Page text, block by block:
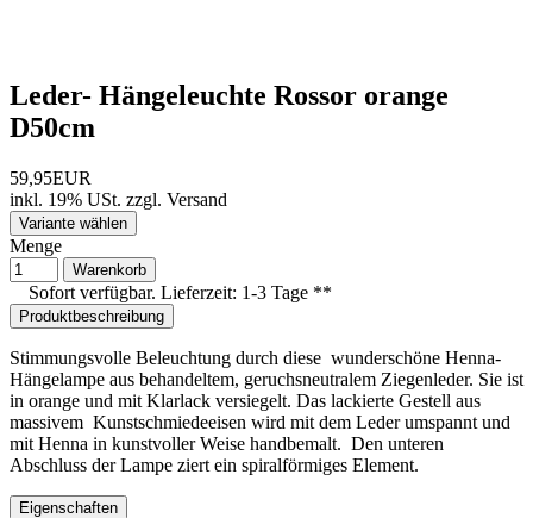
Leder- Hängeleuchte Rossor orange
D50cm
59,95EUR
inkl. 19% USt. zzgl. Versand
Variante wählen
Menge
Warenkorb
Sofort verfügbar. Lieferzeit: 1-3 Tage **
Produktbeschreibung
Stimmungsvolle Beleuchtung durch diese wunderschöne Henna-
Hängelampe aus behandeltem, geruchsneutralem Ziegenleder. Sie ist
in orange und mit Klarlack versiegelt. Das lackierte Gestell aus
massivem Kunstschmiedeeisen wird mit dem Leder umspannt und
mit Henna in kunstvoller Weise handbemalt. Den unteren
Abschluss der Lampe ziert ein spiralförmiges Element.
Eigenschaften